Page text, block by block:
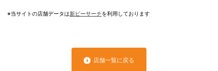
※当サイトの店舗データは新ピーサーチを利用しております
店舗一覧に戻る